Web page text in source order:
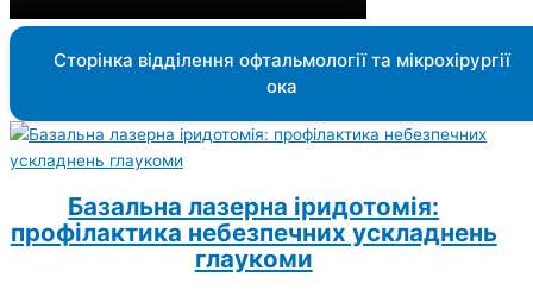
Сторінка відділення офтальмології та мікрохірургії
ока
Базальна лазерна іридотомія:
профілактика небезпечних ускладнень
глаукоми